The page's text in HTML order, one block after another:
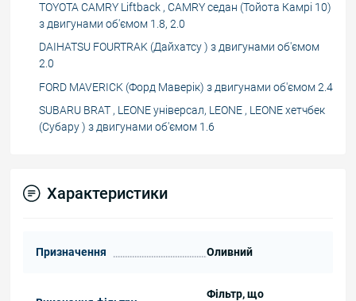
TOYOTA CAMRY Liftback , CAMRY седан (Тойота Камрі 10)
з двигунами об'ємом 1.8, 2.0
DAIHATSU FOURTRAK (Дайхатсу ) з двигунами об'ємом
2.0
FORD MAVERICK (Форд Маверік) з двигунами об'ємом 2.4
SUBARU BRAT , LEONE універсал, LEONE , LEONE хетчбек
(Субару ) з двигунами об'ємом 1.6
Характеристики
Призначення Оливний
Фільтр, що